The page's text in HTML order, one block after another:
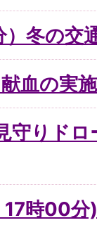
）冬の交
血の実
守りドロ
時00分